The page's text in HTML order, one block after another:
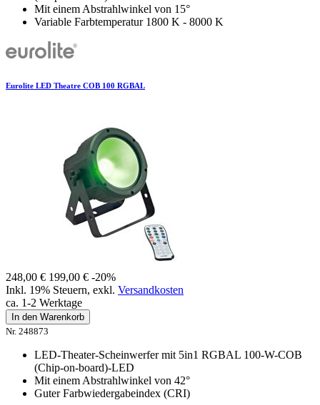
Mit einem Abstrahlwinkel von 15°
Variable Farbtemperatur 1800 K - 8000 K
Eurolite LED Theatre COB 100 RGBAL
248,00 € 199,00 € -20%
Inkl. 19% Steuern, exkl. Versandkosten
ca. 1-2 Werktage
In den Warenkorb
Nr. 248873
LED-Theater-Scheinwerfer mit 5in1 RGBAL 100-W-COB
(Chip-on-board)-LED
Mit einem Abstrahlwinkel von 42°
Guter Farbwiedergabeindex (CRI)